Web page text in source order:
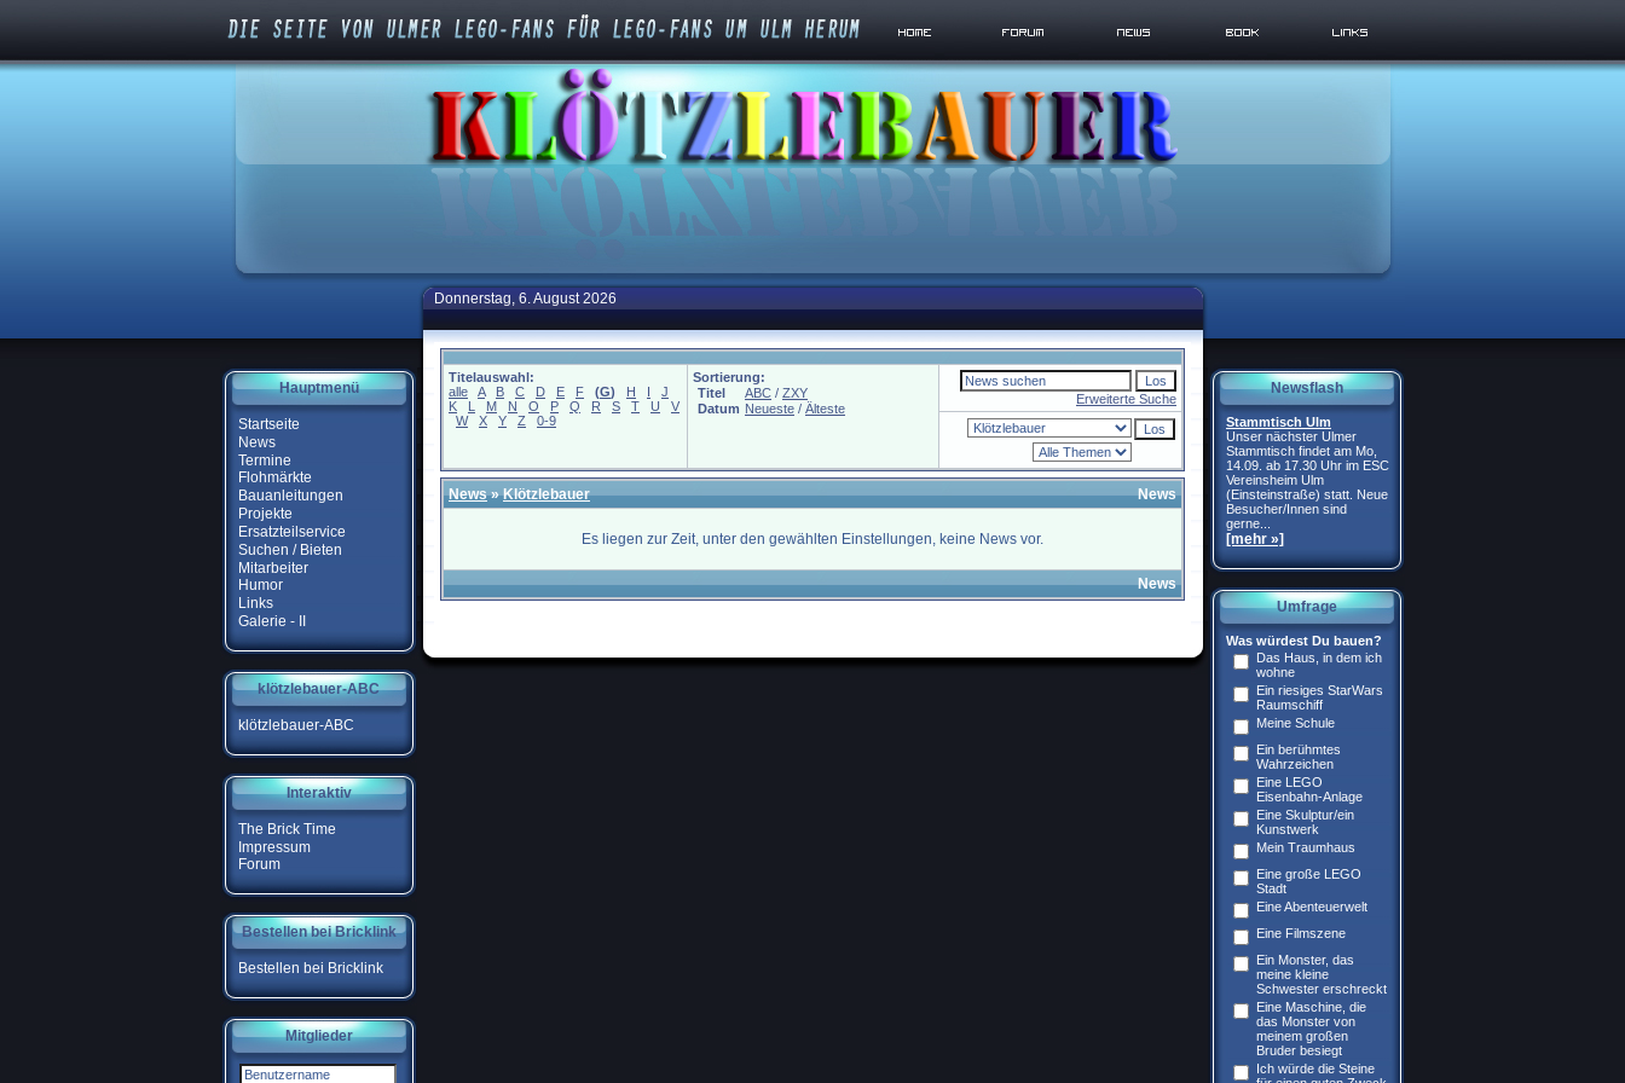
Hauptmenü
Startseite
News
Termine
Flohmärkte
Bauanleitungen
Projekte
Ersatzteilservice
Suchen / Bieten
Mitarbeiter
Humor
Links
Galerie - II
klötzlebauer-ABC
klötzlebauer-ABC
Interaktiv
The Brick Time
Impressum
Forum
Bestellen bei Bricklink
Bestellen bei Bricklink
Mitglieder
Donnerstag, 6. August 2026
Titelauswahl:
alle
A B C D E F (G) H I
J
K
L M N O P Q R S T U
V
W
X Y Z 0-9
Sortierung:
Titel
ABC / ZXY
Datum Neueste / Älteste
Erweiterte Suche
News»Klötzlebauer News
Es liegen zur Zeit, unter den gewählten Einstellungen, keine News vor.
News
Newsflash
Stammtisch Ulm
Unser nächster Ulmer
Stammtisch findet am Mo,
14.09. ab 17.30 Uhr im ESC
Vereinsheim Ulm
(Einsteinstraße) statt. Neue
Besucher/Innen sind
gerne...
[mehr »]
Umfrage
Was würdest Du bauen?
Das Haus, in dem ich
wohne
Ein riesiges StarWars
Raumschiff
Meine Schule
Ein berühmtes
Wahrzeichen
Eine LEGO
Eisenbahn-Anlage
Eine Skulptur/ein
Kunstwerk
Mein Traumhaus
Eine große LEGO
Stadt
Eine Abenteuerwelt
Eine Filmszene
Ein Monster, das
meine kleine
Schwester erschreckt
Eine Maschine, die
das Monster von
meinem großen
Bruder besiegt
Ich würde die Steine